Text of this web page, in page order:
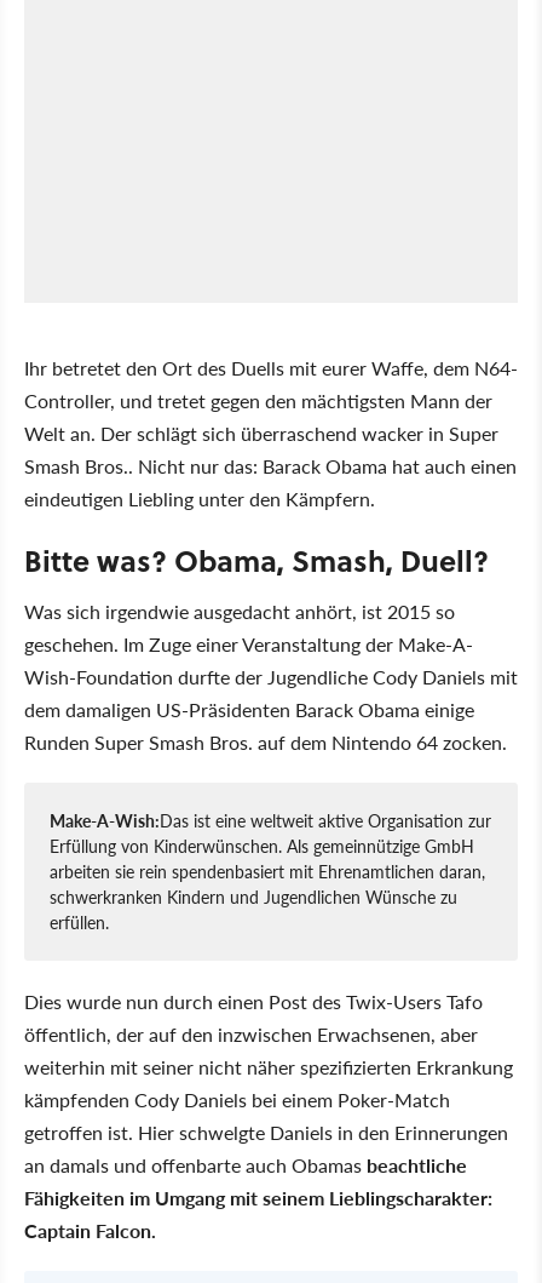
Ihr betretet den Ort des Duells mit eurer Waffe, dem N64-
Controller, und tretet gegen den mächtigsten Mann der
Welt an. Der schlägt sich überraschend wacker in Super
Smash Bros.. Nicht nur das: Barack Obama hat auch einen
eindeutigen Liebling unter den Kämpfern.
Bitte was? Obama, Smash, Duell?
Was sich irgendwie ausgedacht anhört, ist 2015 so
geschehen. Im Zuge einer Veranstaltung der Make-A-
Wish-Foundation durfte der Jugendliche Cody Daniels mit
dem damaligen US-Präsidenten Barack Obama einige
Runden Super Smash Bros. auf dem Nintendo 64 zocken.
Make-A-Wish:Das ist eine weltweit aktive Organisation zur
Erfüllung von Kinderwünschen. Als gemeinnützige GmbH
arbeiten sie rein spendenbasiert mit Ehrenamtlichen daran,
schwerkranken Kindern und Jugendlichen Wünsche zu
erfüllen.
Dies wurde nun durch einen Post des Twix-Users Tafo
öffentlich, der auf den inzwischen Erwachsenen, aber
weiterhin mit seiner nicht näher spezifizierten Erkrankung
kämpfenden Cody Daniels bei einem Poker-Match
getroffen ist. Hier schwelgte Daniels in den Erinnerungen
an damals und offenbarte auch Obamas beachtliche
Fähigkeiten im Umgang mit seinem Lieblingscharakter:
Captain Falcon.